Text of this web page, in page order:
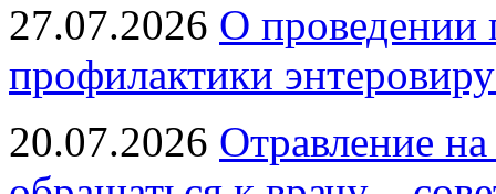
27.07.2026 О проведении
профилактики
20.07.2026 Отравление